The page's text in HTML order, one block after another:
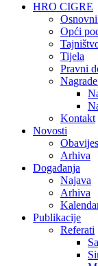
HRO CIGRE
Opći
Tijela
Pravni
Kontakt
Novosti
Arhiva
Događanja
Najava
Arhiva
Publikacije
Referati